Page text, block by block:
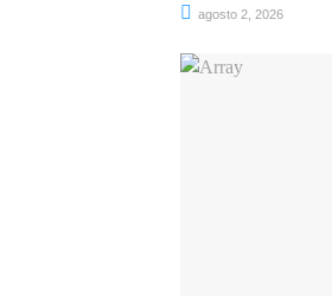
agosto 2, 2026